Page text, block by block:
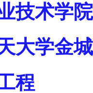
技术学院
大学金
程